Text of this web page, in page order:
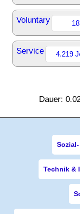
Voluntary
Service 4.219
Dauer:
Technik &